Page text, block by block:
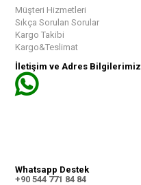
Müşteri Hizmetleri
Sıkça Sorulan Sorular
Kargo Takibi
Kargo&Teslimat
İletişim ve Adres Bilgilerimiz
Whatsapp Destek
+90 544 771 84 84